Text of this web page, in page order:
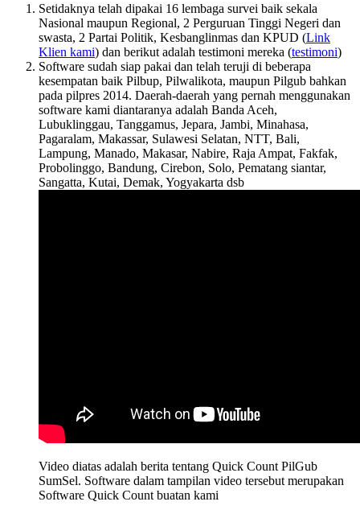
Setidaknya telah dipakai 16 lembaga survei baik sekala
Nasional maupun Regional, 2 Perguruan Tinggi Negeri dan
swasta, 2 Partai Politik, Kesbanglinmas dan KPUD (Link
Klien kami) dan berikut adalah testimoni mereka (testimoni)
Software sudah siap pakai dan telah teruji di beberapa
kesempatan baik Pilbup, Pilwalikota, maupun Pilgub bahkan
pada pilpres 2014. Daerah-daerah yang pernah menggunakan
software kami diantaranya adalah Banda Aceh,
Lubuklinggau, Tanggamus, Jepara, Jambi, Minahasa,
Pagaralam, Makassar, Sulawesi Selatan, NTT, Bali,
Lampung, Manado, Makasar, Nabire, Raja Ampat, Fakfak,
Probolinggo, Bandung, Cirebon, Solo, Pematang siantar,
Sangatta, Kutai, Demak, Yogyakarta dsb
Video diatas adalah berita tentang Quick Count PilGub
SumSel. Software dalam tampilan video tersebut merupakan
Software Quick Count buatan kami